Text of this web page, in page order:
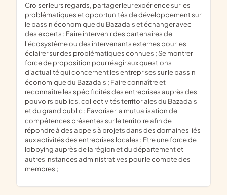
croiser leurs regards, partager leur expérience sur les
problématiques et opportunités de développement sur
le bassin économique du Bazadais et échanger avec
des experts ; Faire intervenir des partenaires de
l'écosystème ou des intervenants externes pour les
éclairer sur des problématiques connues ; Se montrer
force de proposition pour réagir aux questions
d'actualité qui concernent les entreprises sur le bassin
économique du Bazadais ; Faire connaître et
reconnaître les spécificités des entreprises auprès des
pouvoirs publics, collectivités territoriales du Bazadais
et du grand public ; Favoriser la mutualisation de
compétences présentes sur le territoire afin de
répondre à des appels à projets dans des domaines liés
aux activités des entreprises locales ; Etre une force de
lobbying auprès de la région et du département et
autres instances administratives pour le compte des
membres ;